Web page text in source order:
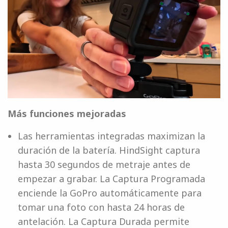
Más funciones mejoradas
Las herramientas integradas maximizan la
duración de la batería. HindSight captura
hasta 30 segundos de metraje antes de
empezar a grabar. La Captura Programada
enciende la GoPro automáticamente para
tomar una foto con hasta 24 horas de
antelación. La Captura Durada permite